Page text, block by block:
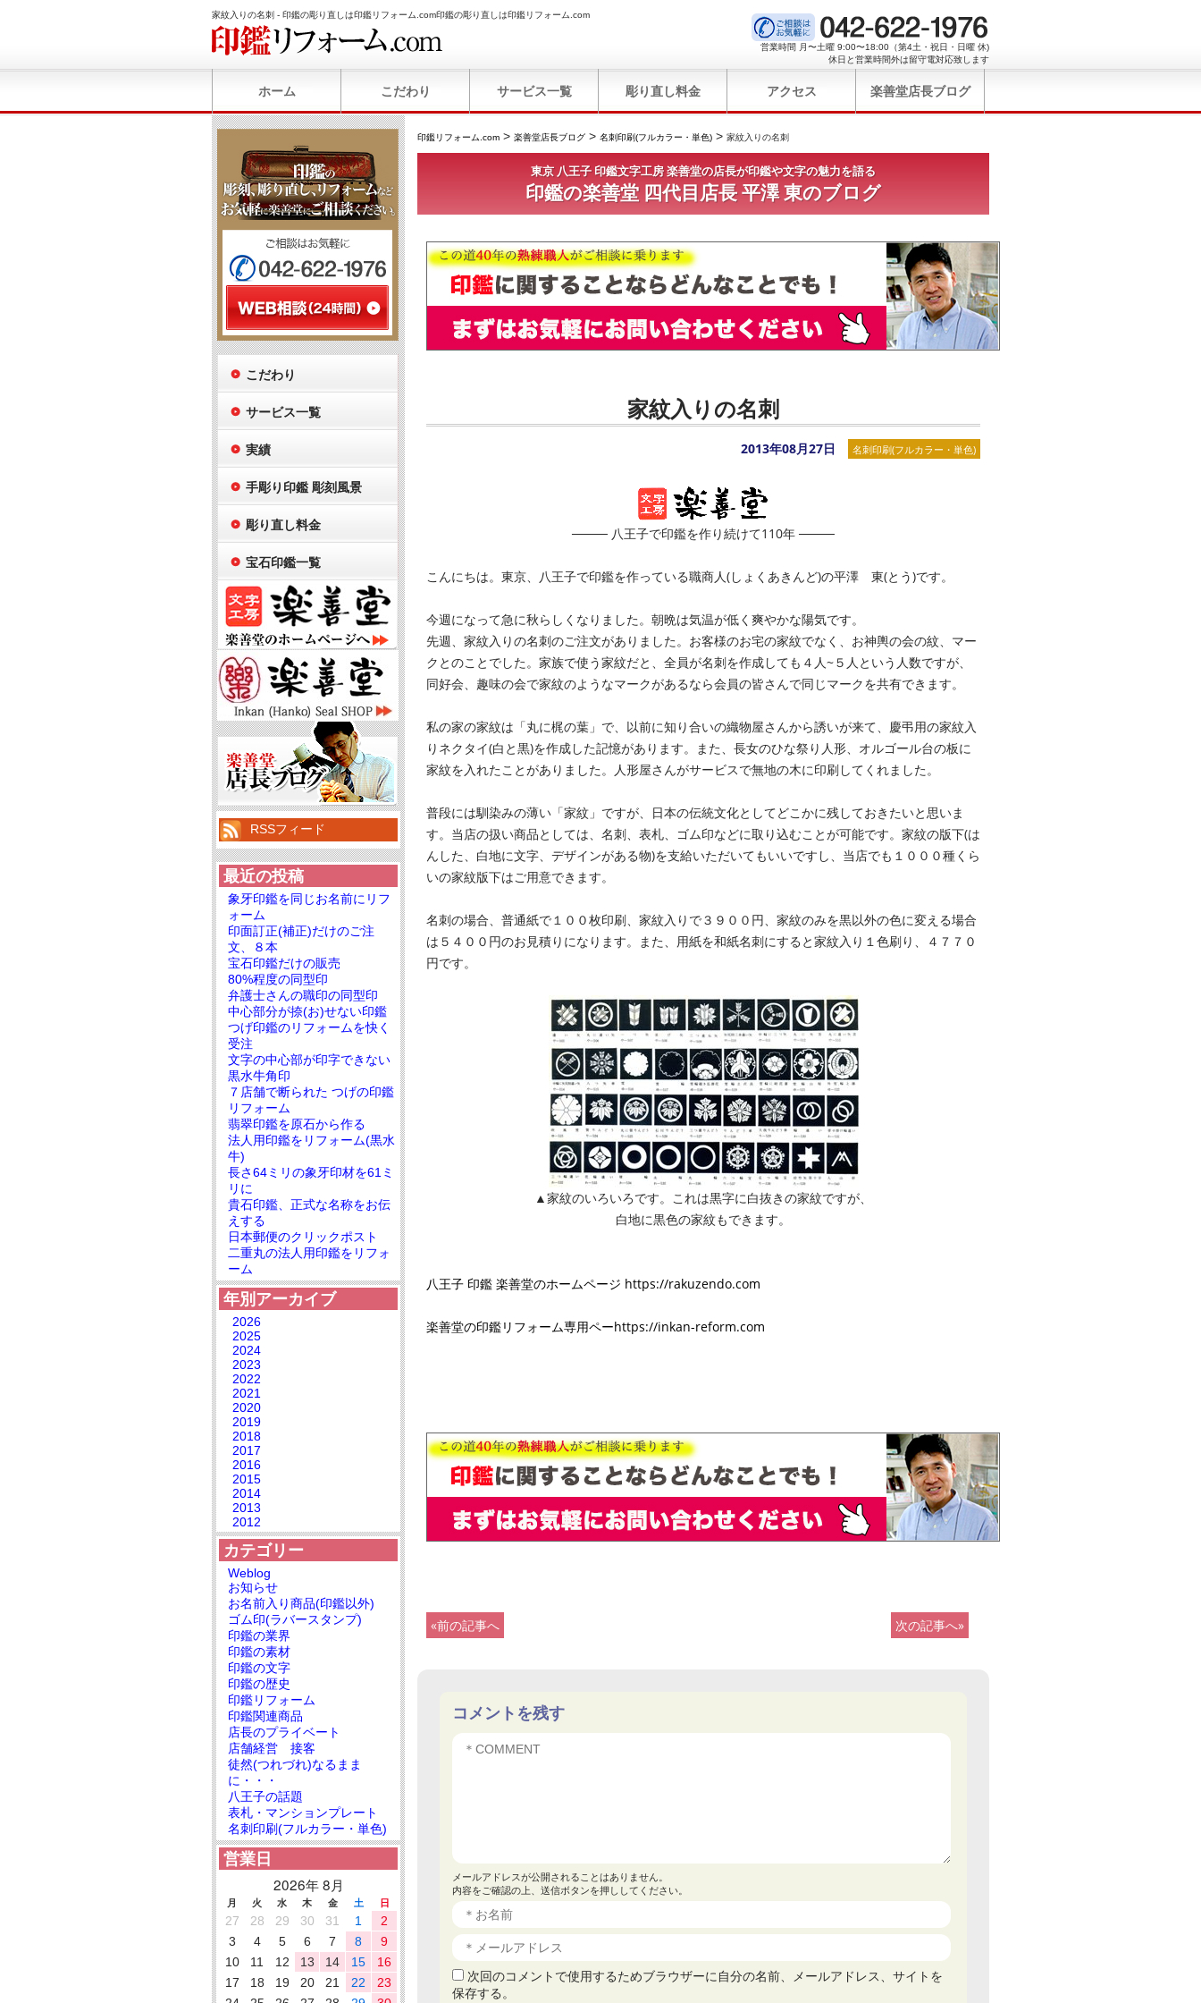
家紋入りの名刺 - 印鑑の彫り直しは印鑑リフォーム.com印鑑の彫り直しは印鑑リフォーム.com
営業時間 月〜土曜 9:00〜18:00（第4土・祝日・日曜 休)
休日と営業時間外は留守電対応致します
ホーム こだわり サービス一覧 彫り直し料金 アクセス 楽善堂店長ブログ
印鑑リフォーム.com > 楽善堂店長ブログ > 名刺印刷(フルカラー・単色) > 家紋入りの名刺
東京 八王子 印鑑文字工房 楽善堂の店長が印鑑や文字の魅力を語る
印鑑の楽善堂 四代目店長 平澤 東のブログ
家紋入りの名刺
2013年08月27日 名刺印刷(フルカラー・単色)
──── 八王子で印鑑を作り続けて110年 ────
こんにちは。東京、八王子で印鑑を作っている職商人(しょくあきんど)の平澤 東(とう)です。
今週になって急に秋らしくなりました。朝晩は気温が低く爽やかな陽気です。
先週、家紋入りの名刺のご注文がありました。お客様のお宅の家紋でなく、お神輿の会の紋、マー
クとのことでした。家族で使う家紋だと、全員が名刺を作成しても４人~５人という人数ですが、
同好会、趣味の会で家紋のようなマークがあるなら会員の皆さんで同じマークを共有できます。
私の家の家紋は「丸に梶の葉」で、以前に知り合いの織物屋さんから誘いが来て、慶弔用の家紋入
りネクタイ(白と黒)を作成した記憶があります。また、長女のひな祭り人形、オルゴール台の板に
家紋を入れたことがありました。人形屋さんがサービスで無地の木に印刷してくれました。
普段には馴染みの薄い「家紋」ですが、日本の伝統文化としてどこかに残しておきたいと思いま
す。当店の扱い商品としては、名刺、表札、ゴム印などに取り込むことが可能です。家紋の版下(は
んした、白地に文字、デザインがある物)を支給いただいてもいいですし、当店でも１０００種くら
いの家紋版下はご用意できます。
名刺の場合、普通紙で１００枚印刷、家紋入りで３９００円、家紋のみを黒以外の色に変える場合
は５４００円のお見積りになります。また、用紙を和紙名刺にすると家紋入り１色刷り、４７７０
円です。
▲家紋のいろいろです。これは黒字に白抜きの家紋ですが、
白地に黒色の家紋もできます。
八王子 印鑑 楽善堂のホームページ https://rakuzendo.com
楽善堂の印鑑リフォーム専用ペーhttps://inkan-reform.com
«前の記事へ 次の記事へ»
コメントを残す
メールアドレスが公開されることはありません。
内容をご確認の上、送信ボタンを押ししてください。
次回のコメントで使用するためブラウザーに自分の名前、メールアドレス、サイトを
保存する。
こだわり
サービス一覧
実績
手彫り印鑑 彫刻風景
彫り直し料金
宝石印鑑一覧
RSSフィード
最近の投稿
象牙印鑑を同じお名前にリフ
ォーム
印面訂正(補正)だけのご注
文、８本
宝石印鑑だけの販売
80%程度の同型印
弁護士さんの職印の同型印
中心部分が捺(お)せない印鑑
つげ印鑑のリフォームを快く
受注
文字の中心部が印字できない
黒水牛角印
７店舗で断られた つげの印鑑
リフォーム
翡翠印鑑を原石から作る
法人用印鑑をリフォーム(黒水
牛)
長さ64ミリの象牙印材を61ミ
リに
貴石印鑑、正式な名称をお伝
えする
日本郵便のクリックポスト
二重丸の法人用印鑑をリフォ
ーム
年別アーカイブ
2026
2025
2024
2023
2022
2021
2020
2019
2018
2017
2016
2015
2014
2013
2012
カテゴリー
Weblog
お知らせ
お名前入り商品(印鑑以外)
ゴム印(ラバースタンプ)
印鑑の業界
印鑑の素材
印鑑の文字
印鑑の歴史
印鑑リフォーム
印鑑関連商品
店長のプライベート
店舗経営 接客
徒然(つれづれ)なるまま
に・・・
八王子の話題
表札・マンションプレート
名刺印刷(フルカラー・単色)
営業日
2026年 8月
月 火 水 木 金 土 日
27 28 29 30 31 1
2
3
4 5 6 7 8
9
10
11 12 13 14 15
16
17
18 19 20 21 22
23